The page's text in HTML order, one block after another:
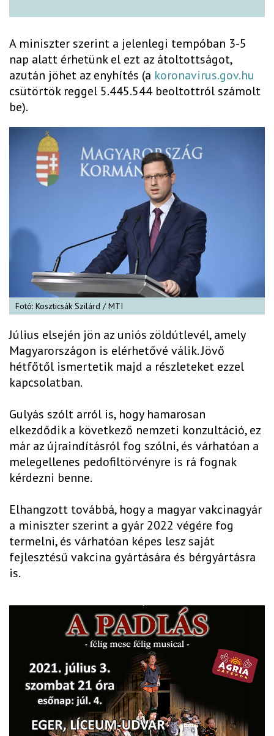
A miniszter szerint a jelenlegi tempóban 3-5
nap alatt érhetünk el ezt az átoltottságot,
azután jöhet az enyhítés (a koronavirus.gov.hu
csütörtök reggel 5.445.544 beoltottról számolt
be).
Fotó: Koszticsák Szilárd / MTI
Július elsején jön az uniós zöldútlevél, amely
Magyarországon is elérhetővé válik. Jövő
hétfőtől ismertetik majd a részleteket ezzel
kapcsolatban.
Gulyás szólt arról is, hogy hamarosan
elkezdődik a következő nemzeti konzultáció, ez
már az újraindításról fog szólni, és várhatóan a
melegellenes pedofiltörvényre is rá fognak
kérdezni benne.
Elhangzott továbbá, hogy a magyar vakcinagyár
a miniszter szerint a gyár 2022 végére fog
termelni, és várhatóan képes lesz saját
fejlesztésű vakcina gyártására és bérgyártásra
is.